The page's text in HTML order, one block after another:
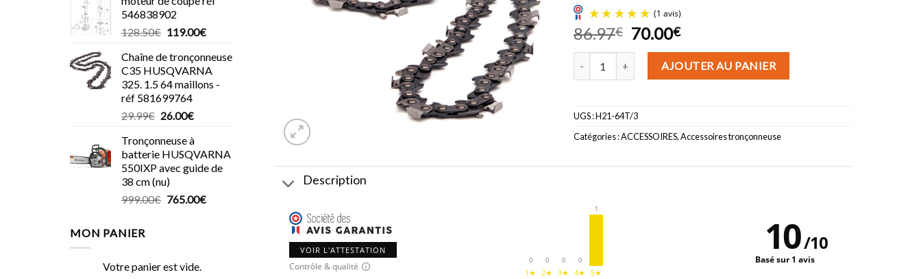
546838902
128.50€ Le
initial
était :
128.50€.
119.00€Le
actuel
est :
119.00€.
Chaîne de tronçonneuse
C35 HUSQVARNA
325. 1.5 64 maillons -
réf 581699764
29.99€ Le
initial
était :
29.99€.
26.00€Le
actuel
est :
26.00€.
Tronçonneuse à
batterie HUSQVARNA
550IXP avec guide de
38 cm (nu)
999.00€ Le
765.00€Le
MON PANIER
Votre panier est vide.
(1 avis)
86.97€ Le
prix
initial
était :
70.00€Le
prix
actuel
est :
AJOUTER AU PANIER
UGS :H21-64T/3
Catégories :ACCESSOIRES,Accessoires tronçonneuse
Description
VOIR L'ATTESTATION
Contrôle & qualité
0
1★
0
2★
0
3★
0
4★
1
5★
10/10
Basé sur 1 avis